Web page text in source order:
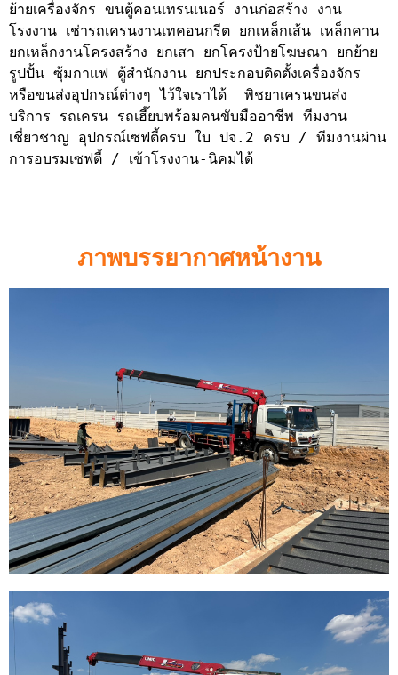
ย้ายเครื่องจักร ขนตู้คอนเทรนเนอร์ งานก่อสร้าง งาน
โรงงาน เช่ารถเครนงานเทคอนกรีต ยกเหล็กเส้น เหล็กคาน
ยกเหล็กงานโครงสร้าง ยกเสา ยกโครงป้ายโฆษณา ยกย้าย
รูปปั้น ซุ้มกาเเฟ ตู้สำนักงาน ยกประกอบติดตั้งเครื่องจักร
หรือขนส่งอุปกรณ์ต่างๆ ไว้ใจเราได้  พิชยาเครนขนส่ง
บริการ รถเครน รถเฮี๊ยบพร้อมคนขับมืออาชีพ ทีมงาน
เชี่ยวชาญ อุปกรณ์เซฟตี้ครบ ใบ ปจ.2 ครบ / ทีมงานผ่าน
การอบรมเซฟตี้ / เข้าโรงงาน-นิคมได้
ภาพบรรยากาศหน้างาน